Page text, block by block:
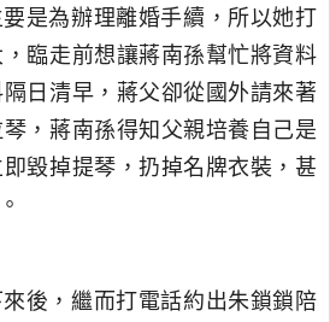
是為辦理離婚手續，所以她打
臨走前想讓蔣南孫幫忙將資料
日清早，蔣父卻從國外請來著
，蔣南孫得知父親培養自己是
毀掉提琴，扔掉名牌衣裝，甚
後，繼而打電話約出朱鎖鎖陪